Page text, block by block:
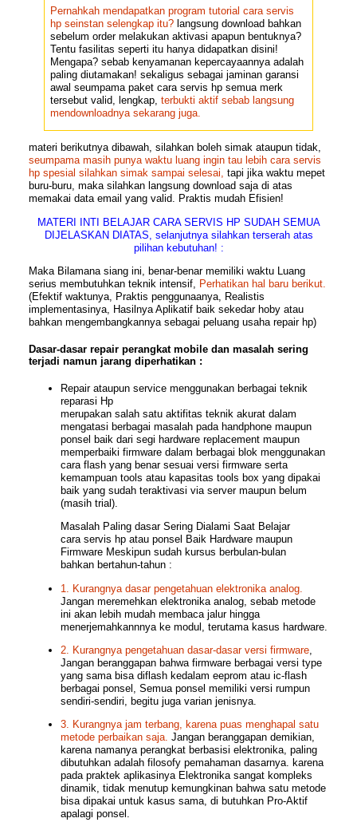
Pernahkah mendapatkan program tutorial cara servis
hp seinstan selengkap itu? langsung download bahkan
sebelum order melakukan aktivasi apapun bentuknya?
Tentu fasilitas seperti itu hanya didapatkan disini!
Mengapa? sebab kenyamanan kepercayaannya adalah
paling diutamakan! sekaligus sebagai jaminan garansi
awal seumpama paket cara servis hp semua merk
tersebut valid, lengkap,terbukti aktif sebab langsung
mendownloadnya sekarang juga.
materi berikutnya dibawah, silahkan boleh simak ataupun tidak,
seumpama masih punya waktu luang ingin tau lebih cara servis
hp spesial silahkan simak sampai selesai, tapi jika waktu mepet
buru-buru, maka silahkan langsung download saja di atas
memakai data email yang valid. Praktis mudah Efisien!
MATERI INTI BELAJAR CARA SERVIS HP SUDAH SEMUA
DIJELASKAN DIATAS, selanjutnya silahkan terserah atas
pilihan kebutuhan! :
Maka Bilamana siang ini, benar-benar memiliki waktu Luang
serius membutuhkan teknik intensif, Perhatikan hal baru berikut.
(Efektif waktunya, Praktis penggunaanya, Realistis
implementasinya, Hasilnya Aplikatif baik sekedar hoby atau
bahkan mengembangkannya sebagai peluang usaha repair hp)
Dasar-dasar repair perangkat mobile dan masalah sering
terjadi namun jarang diperhatikan :
Repair ataupun service menggunakan berbagai teknik
reparasi Hp
merupakan salah satu aktifitas teknik akurat dalam
mengatasi berbagai masalah pada handphone maupun
ponsel baik dari segi hardware replacement maupun
memperbaiki firmware dalam berbagai blok menggunakan
cara flash yang benar sesuai versi firmware serta
kemampuan tools atau kapasitas tools box yang dipakai
baik yang sudah teraktivasi via server maupun belum
(masih trial).
Masalah Paling dasar Sering Dialami Saat Belajar
cara servis hp atau ponsel Baik Hardware maupun
Firmware Meskipun sudah kursus berbulan-bulan
bahkan bertahun-tahun :
1. Kurangnya dasar pengetahuan elektronika analog.
Jangan meremehkan elektronika analog, sebab metode
ini akan lebih mudah membaca jalur hingga
menerjemahkannnya ke modul, terutama kasus hardware.
2. Kurangnya pengetahuan dasar-dasar versi firmware
Jangan beranggapan bahwa firmware berbagai versi type
yang sama bisa diflash kedalam eeprom atau ic-flash
berbagai ponsel, Semua ponsel memiliki versi rumpun
sendiri-sendiri, begitu juga varian jenisnya.
3. Kurangnya jam terbang, karena puas menghapal satu
metode perbaikan saja. Jangan beranggapan demikian,
karena namanya perangkat berbasisi elektronika, paling
dibutuhkan adalah filosofy pemahaman dasarnya. karena
pada praktek aplikasinya Elektronika sangat kompleks
dinamik, tidak menutup kemungkinan bahwa satu metode
bisa dipakai untuk kasus sama, di butuhkan Pro-Aktif
apalagi ponsel.